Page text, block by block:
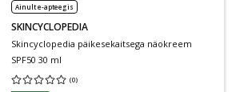
Ainult e-apteegis
SKINCYCLOPEDIA
Skincyclopedia päikesekaitsega näokreem
SPF50 30 ml
(0)
Keskmine hinnang 0.00